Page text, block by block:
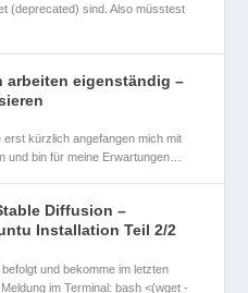
(deprecated) sind. Also müsstest
arbeiten eigenständig –
erst kürzlich angefangen mich mit
und bin für meine Erwartungen…
Diffusion –
Installation Teil 2/2
und bekomme im letzten
im Terminal: bash <(wget -